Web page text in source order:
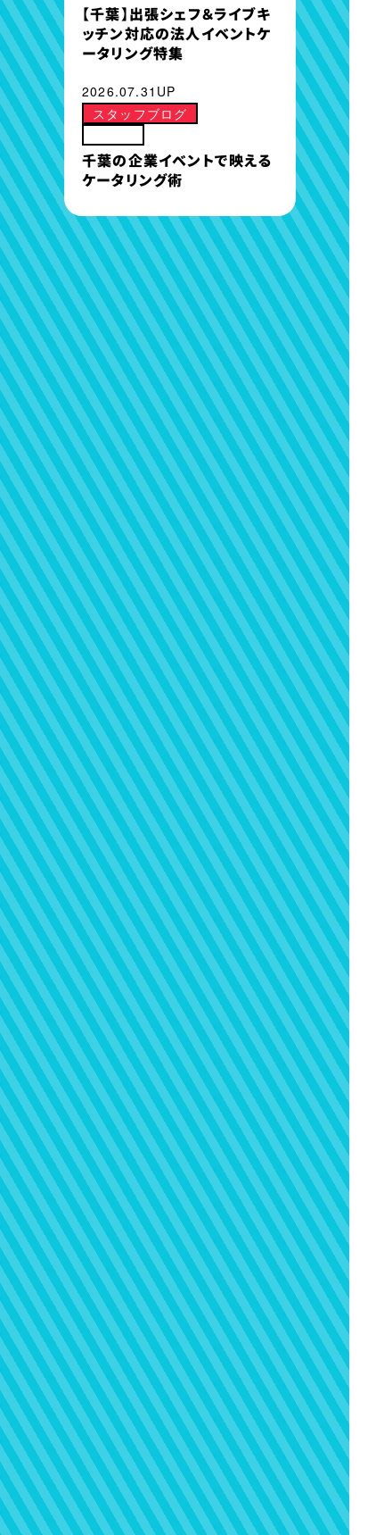
【千葉】出張シェフ＆ライブキ
ッチン対応の法人イベントケ
ータリング特集
2026.07.31UP
スタッフブログ
千葉の企業イベントで映える
ケータリング術